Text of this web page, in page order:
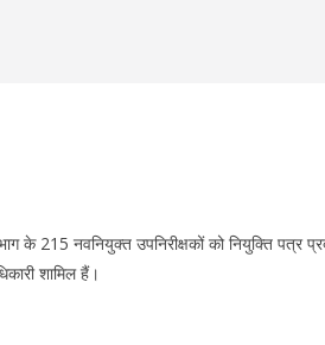
के 215 नवनियुक्त उपनिरीक्षकों को नियुक्ति पत्र
शामिल हैं।